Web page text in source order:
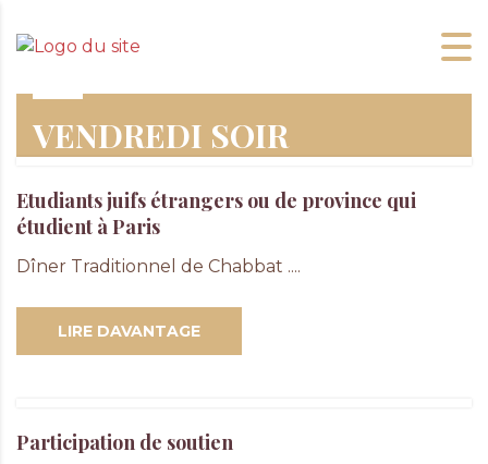
VENDREDI SOIR
Etudiants juifs étrangers ou de province qui
étudient à Paris
Dîner Traditionnel de Chabbat ....
LIRE DAVANTAGE
Participation de soutien